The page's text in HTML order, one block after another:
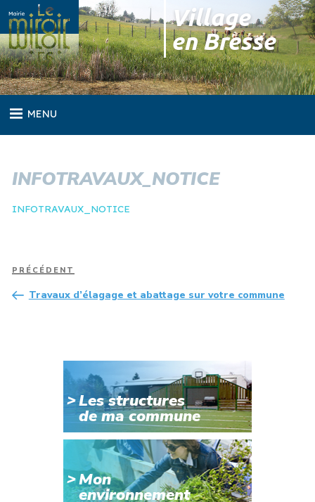
Skip
to
content
MENU
Village
en Bresse
INFOTRAVAUX_NOTICE
INFOTRAVAUX_NOTICE
Navigation
l’article
Article
précédent
PRÉCÉDENT
Travaux d’élagage et abattage sur votre commune
Les structures
de ma commune
Mon
environnement